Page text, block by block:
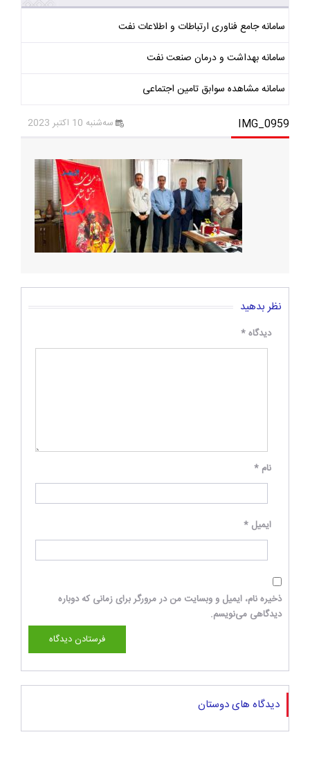
سامانه جامع فناوری ارتباطات و اطلاعات نفت
سامانه بهداشت و درمان صنعت نفت
سامانه مشاهده سوابق تامین اجتماعی
IMG_0959 سه‌شنبه 10 اکتبر 2023
نظر بدهید
دیدگاه*
نام *
ایمیل *
ذخیره نام، ایمیل و وبسایت من در مرورگر برای زمانی که دوباره
دیدگاهی می‌نویسم.
دیدگاه های دوستان